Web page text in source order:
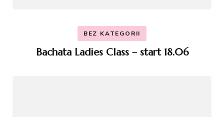
BEZ KATEGORII
Bachata Ladies Class – start 18.06